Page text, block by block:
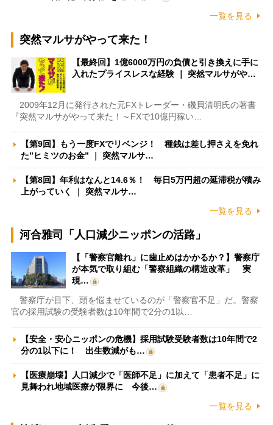
一覧を見る
突然マルサがやって来た！
【最終回】1億6000万円の負債と引き換えに手に
入れたプライスレスな経験 ｜ 突然マルサがや…
2009年12月に発行された元FXトレーダー・磯貝清明氏の著書
『突然マルサがやって来た！～FXで10億円稼い…
【第9回】もう一度FXでリベンジ！ 種銭は差し押さえを免れ
た”ヒミツのお金” ｜ 突然マルサ…
【第8回】年利はなんと14.6％！ 毎日5万円超の延滞税が積み
上がっていく ｜ 突然マルサ…
一覧を見る
河合雅司「人口減少ニッポンの活路」
【「警察官離れ」に歯止めはかかるか？】警察庁
が本気で取り組む「警察組織の構造改革」 実
現…
警察庁が目下、頭を悩ませているのが「警察官不足」だ。警察
官の採用試験の受験者数は10年間で2分の1以…
【安全・安心ニッポンの危機】採用試験受験者数は10年間で2
分の1以下に！ 出生数減がも…
【医療崩壊】人口減少で「医師不足」に加えて「患者不足」に
見舞われ地域医療が限界に 今後…
一覧を見る